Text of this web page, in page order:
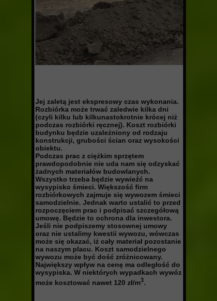
Jej zaletą jest ekspresowy czas wykonania.
Rozbiórka może trwać zaledwie kilka dni
(czyli kilku lub kilkunastokrotnie krócej niż
podczas rozbiórki ręcznej). Koszt rozbiórki
budynku będzie uzależniony od rodzaju
konstrukcji, grubości ścian oraz wysokości
obiektu.
Podczas prac z ciężkim sprzętem
prawdopodobnie nie uda nam się odzyskać
żadnych materiałów budowlanych.
Wszystko trzeba będzie wywieźć na
wysypisko śmieci. Większość firm
rozbiórkowych zajmuje się wywozem śmieci
samodzielnie. Jednak warto ustalić to przed
rozpoczęciem prac i podpisać szczegółową
umowę. Będzie to ochrona dla inwestora.
Jeśli nie podpiszemy stosownej umowy
oraz nie ustalimy kwestii wywozu, wówczas
może się okazać, iż cały materiał pozostanie
na naszym placu. Koszt samodzielnego
wywozu może być dość zróżnicowany.
Największy wpływ na cenę ma odległość do
wysypiska. W niektórych wypadkach wywóz
może kosztować nawet 120 zł/m3.